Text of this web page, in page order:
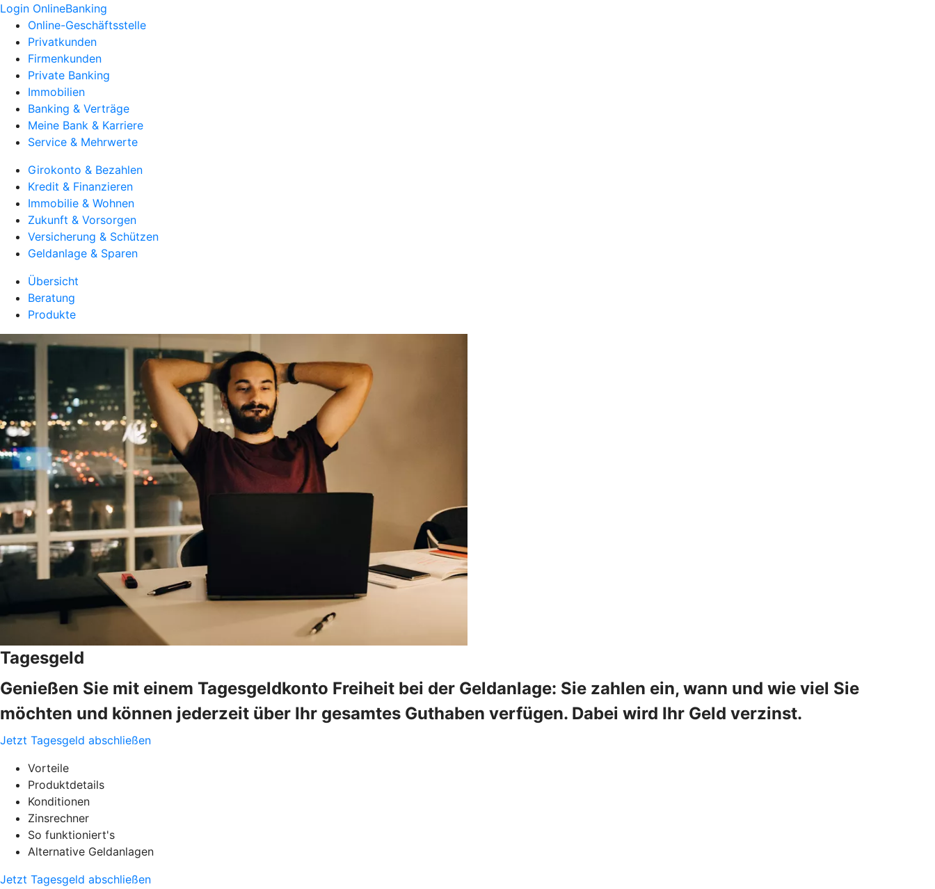
Login OnlineBanking
Online-Geschäftsstelle
Privatkunden
Firmenkunden
Private Banking
Immobilien
Banking & Verträge
Meine Bank & Karriere
Service & Mehrwerte
Girokonto & Bezahlen
Kredit & Finanzieren
Immobilie & Wohnen
Zukunft & Vorsorgen
Versicherung & Schützen
Geldanlage & Sparen
Übersicht
Beratung
Produkte
Tagesgeld
Genießen Sie mit einem Tagesgeldkonto Freiheit bei der Geldanlage: Sie zahlen ein, wann und wie viel Sie
möchten und können jederzeit über Ihr gesamtes Guthaben verfügen. Dabei wird Ihr Geld verzinst.
Jetzt Tagesgeld abschließen
Vorteile
Produktdetails
Konditionen
Zinsrechner
So funktioniert's
Alternative Geldanlagen
Jetzt Tagesgeld abschließen